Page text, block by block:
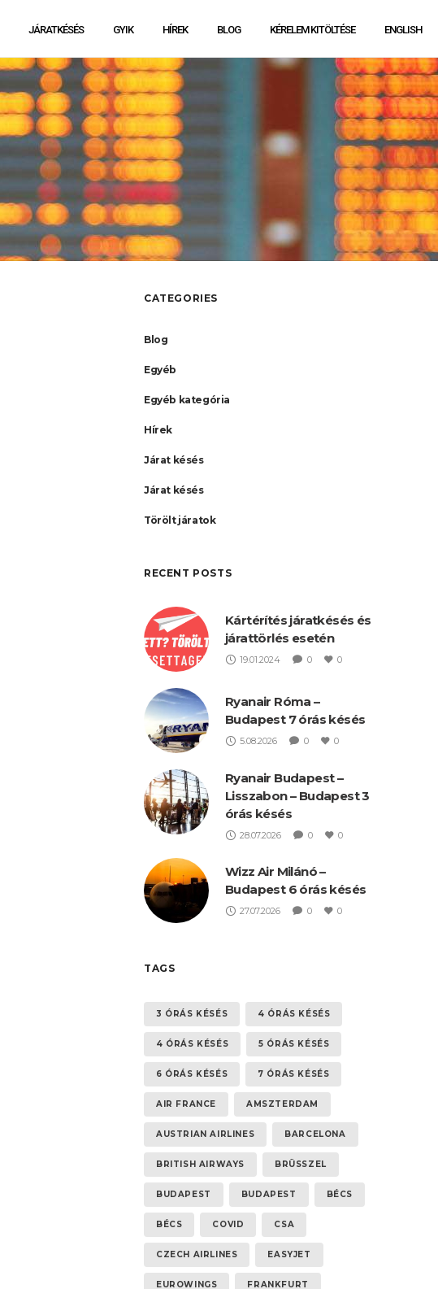
JÁRATKÉSÉS GYIK HÍREK BLOG KÉRELEM KITÖLTÉSE ENGLISH
CATEGORIES
Blog
Egyéb
Egyéb kategória
Hírek
Járat késés
Járat késés
Törölt járatok
RECENT POSTS
Kártérítés járatkésés és
járattörlés esetén
19.01.2024 0 0
Ryanair Róma –
Budapest 7 órás késés
5.08.2026 0 0
Ryanair Budapest –
Lisszabon – Budapest 3
órás késés
28.07.2026 0 0
Wizz Air Milánó –
Budapest 6 órás késés
27.07.2026 0 0
TAGS
3 ÓRÁS KÉSÉS 4 ÓRÁS KÉSÉS
4 ÓRÁS KÉSÉS 5 ÓRÁS KÉSÉS
6 ÓRÁS KÉSÉS 7 ÓRÁS KÉSÉS
AIR FRANCE AMSZTERDAM
AUSTRIAN AIRLINES BARCELONA
BRITISH AIRWAYS BRÜSSZEL
BUDAPEST BUDAPEST BÉCS
BÉCS COVID CSA
CZECH AIRLINES EASYJET
EUROWINGS FRANKFURT